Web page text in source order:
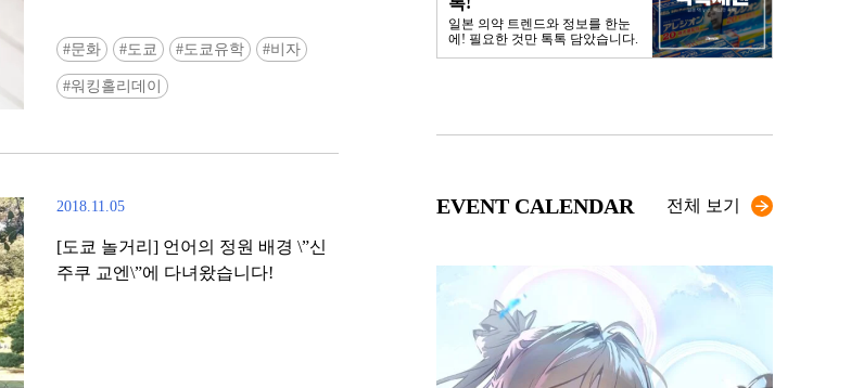
문화 도쿄 도쿄유학 비자
워킹홀리데이
2018.11.05
[도쿄 놀거리] 언어의 정원 배경 \”신
주쿠 교엔\”에 다녀왔습니다!
일본 의약 트렌드와 정보를 한눈
에! 필요한 것만 톡톡 담았습니다.
EVENT CALENDAR 전체 보기